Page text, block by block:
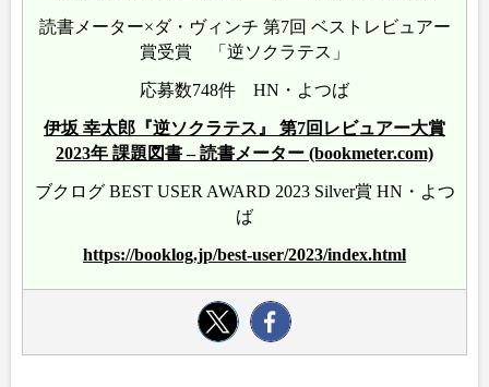
読書メーター×ダ・ヴィンチ 第7回 ベストレビュアー
賞受賞 「逆ソクラテス」
応募数748件 HN・よつば
伊坂 幸太郎『逆ソクラテス』 第7回レビュアー大賞
2023年 課題図書 – 読書メーター (bookmeter.com)
ブクログ BEST USER AWARD 2023 Silver賞 HN・よつ
ば
https://booklog.jp/best-user/2023/index.html